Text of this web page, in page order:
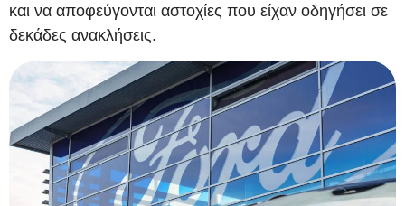
και να αποφεύγονται αστοχίες που είχαν οδηγήσει σε
δεκάδες ανακλήσεις.